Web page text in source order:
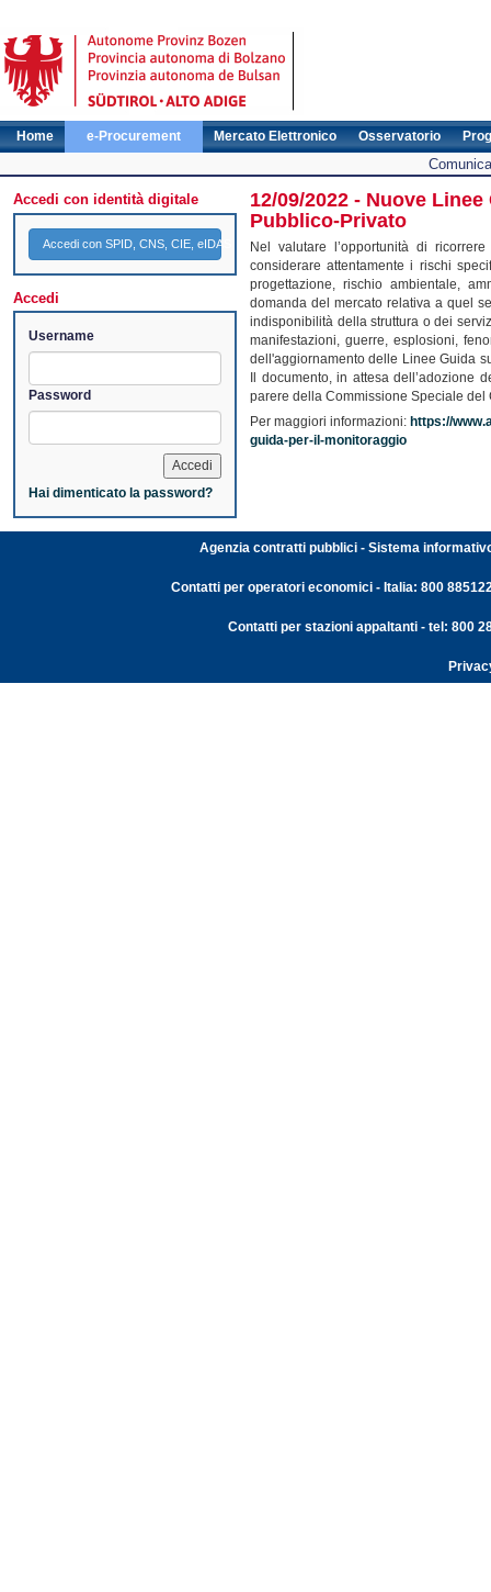
Home e-Procurement Mercato Elettronico Osservatorio
Accedi con identità digitale
Accedi con SPID, CNS, CIE, eIDAS
Accedi
Username
Password
Hai dimenticato la password?
12/09/2022 - Nuove
Pubblico-Privato
Nel valutare l’opportunità di
considerare attentamente i rischi
progettazione, rischio ambientale,
domanda del mercato relativa a quel
indisponibilità della struttura o dei
manifestazioni, guerre, esplosioni,
dell'aggiornamento delle Linee Guida
Il documento, in attesa
parere della Commissione Speciale del
Per maggiori informazioni: https://
guida-per-il-monitoraggio
Agenzia contratti pubblici - Sistema
Contatti per operatori economici - Italia: 800
Contatti per stazioni appaltanti - tel: 800